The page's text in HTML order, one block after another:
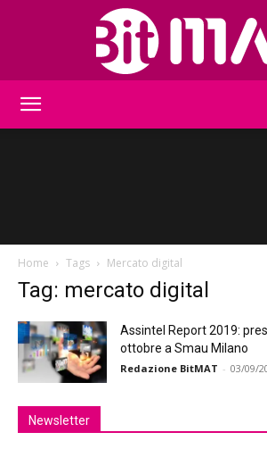
Home Tags Mercato digital
Tag: mercato digital
Assintel Report 2019:
ottobre a Smau Milano
Redazione BitMAT - 03/09/
Newsletter